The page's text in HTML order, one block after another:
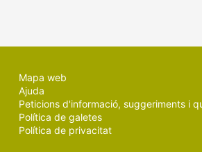
Mapa web
Ajuda
Peticions d'informació, suggeriments i
Política de galetes
Política de privacitat